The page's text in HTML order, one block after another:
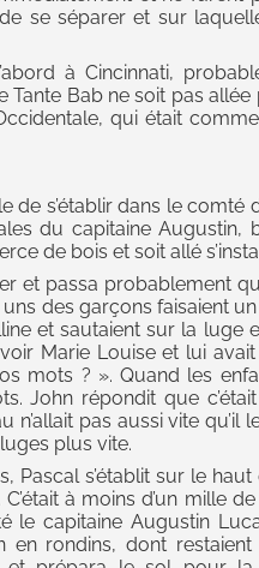
se séparer et sur
à Cincinnati,
Tante Bab ne soit pas
qui était
de s’établir dans le
du capitaine
de bois et soit allé
et passa probablement
des garçons faisaient
et sautaient sur la luge
Marie Louise et lui
mots ? ». Quand les
John répondit que
pas aussi vite qu’il
plus vite.
Pascal s’établit sur le
C’était à moins d’un
le capitaine Augustin
en rondins, dont